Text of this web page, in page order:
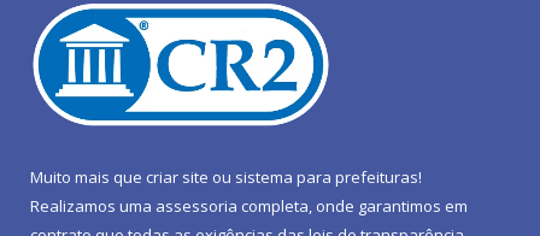
Muito mais que criar site ou sistema para prefeituras!
Realizamos uma assessoria completa, onde garantimos em